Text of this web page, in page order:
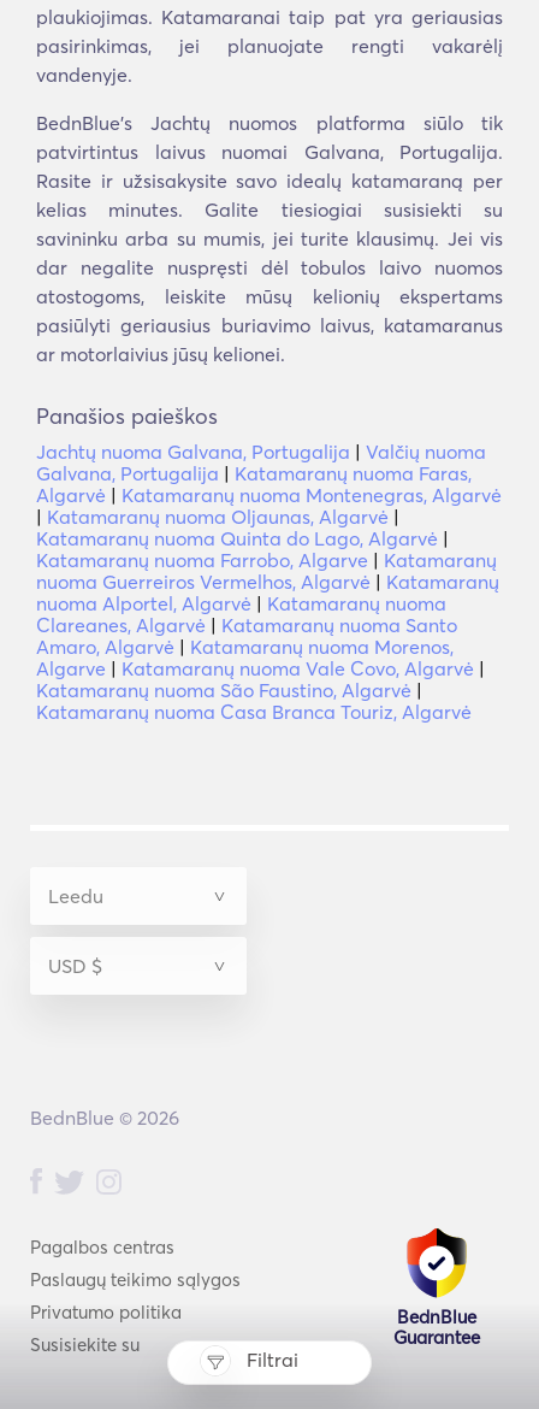
Filtrai
plaukiojimas. Katamaranai taip pat yra geriausias
pasirinkimas, jei planuojate rengti vakarėlį
vandenyje.
BednBlue's Jachtų nuomos platforma siūlo tik
patvirtintus laivus nuomai Galvana, Portugalija.
Rasite ir užsisakysite savo idealų katamaraną per
kelias minutes. Galite tiesiogiai susisiekti su
savininku arba su mumis, jei turite klausimų. Jei vis
dar negalite nuspręsti dėl tobulos laivo nuomos
atostogoms, leiskite mūsų kelionių ekspertams
pasiūlyti geriausius buriavimo laivus, katamaranus
ar motorlaivius jūsų kelionei.
Panašios paieškos
Jachtų nuoma Galvana, Portugalija | Valčių nuoma
Galvana, Portugalija | Katamaranų nuoma Faras,
Algarvė | Katamaranų nuoma Montenegras, Algarvė
| Katamaranų nuoma Oljaunas, Algarvė |
Katamaranų nuoma Quinta do Lago, Algarvė |
Katamaranų nuoma Farrobo, Algarve | Katamaranų
nuoma Guerreiros Vermelhos, Algarvė | Katamaranų
nuoma Alportel, Algarvė | Katamaranų nuoma
Clareanes, Algarvė | Katamaranų nuoma Santo
Amaro, Algarvė | Katamaranų nuoma Morenos,
Algarve | Katamaranų nuoma Vale Covo, Algarvė |
Katamaranų nuoma São Faustino, Algarvė |
Katamaranų nuoma Casa Branca Touriz, Algarvė
Pagalbos centras
Paslaugų teikimo sąlygos
Privatumo politika
Susisiekite su
BednBlue
Guarantee
BednBlue © 2026